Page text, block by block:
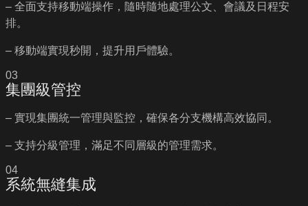
– 全面支持移動端操作，隨時隨地處理公文、會議及日程安
排。
– 移動端實現秒開，提升用戶體驗。
03
集團級管控
– 實現集團統一管理與監控，確保各分支機構高效協同。
– 支持分級管理，滿足不同層級的管理需求。
04
系統無縫集成